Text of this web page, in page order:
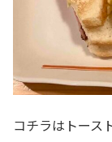
コチラはトース